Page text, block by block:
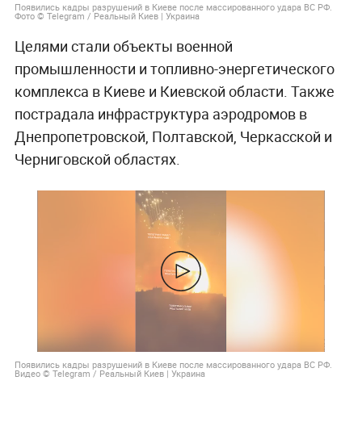
Появились кадры разрушений в Киеве после массированного удара ВС РФ.
Фото © Telegram / Реальный Киев | Украина
Целями стали объекты военной
промышленности и топливно-энергетического
комплекса в Киеве и Киевской области. Также
пострадала инфраструктура аэродромов в
Днепропетровской, Полтавской, Черкасской и
Черниговской областях.
Появились кадры разрушений в Киеве после массированного удара ВС РФ.
Видео © Telegram / Реальный Киев | Украина